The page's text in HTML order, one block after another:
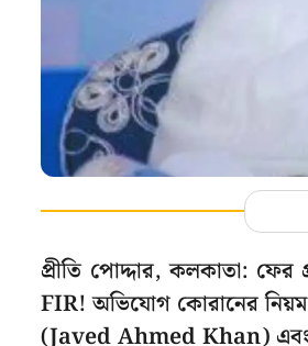
প্রীতি পোদ্দার, কলকাতা: ফের
FIR! অভিযোগ কোরানের
(Javed Ahmed Khan) এবং